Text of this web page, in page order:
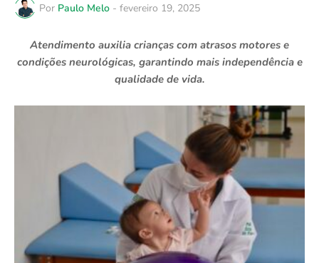
Por Paulo Melo - fevereiro 19, 2025
Atendimento auxilia crianças com atrasos motores e
condições neurológicas, garantindo mais independência e
qualidade de vida.